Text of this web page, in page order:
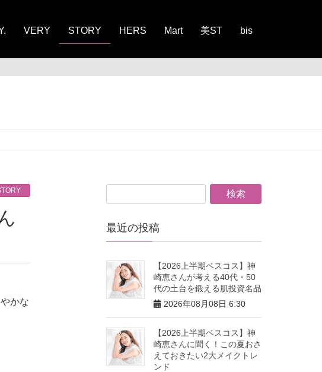
VERY STORY HERS Mart 美ST bis
かな
最近の投稿
【2026上半期ベスコス】神
崎恵さんが考える40代・50
代の土台を鍛える肌投資名品
2026年08月08日 6:30
【2026上半期ベスコス】神
崎恵さんに聞く！この夏おさ
えておきたい2大メイクトレ
ンド